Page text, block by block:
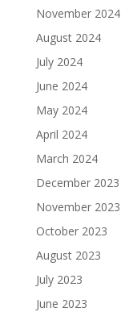
November 2024
August 2024
July 2024
June 2024
May 2024
April 2024
March 2024
December 2023
November 2023
October 2023
August 2023
July 2023
June 2023